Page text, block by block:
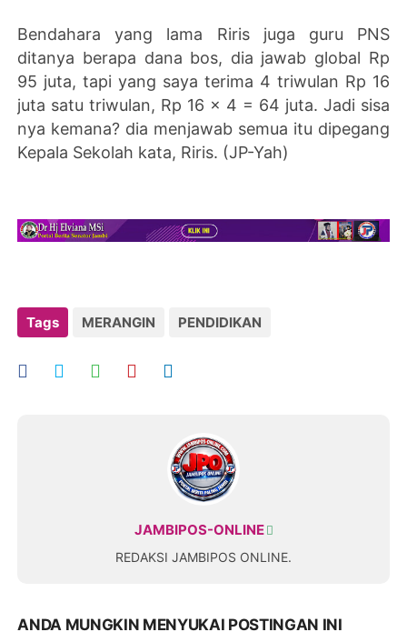
Bendahara yang lama Riris juga guru PNS
ditanya berapa dana bos, dia jawab global Rp
95 juta, tapi yang saya terima 4 triwulan Rp 16
juta satu triwulan, Rp 16 x 4 = 64 juta. Jadi sisa
nya kemana? dia menjawab semua itu dipegang
Kepala Sekolah kata, Riris. (JP-Yah)
Tags MERANGIN PENDIDIKAN
JAMBIPOS-ONLINE
REDAKSI JAMBIPOS ONLINE.
ANDA MUNGKIN MENYUKAI POSTINGAN INI